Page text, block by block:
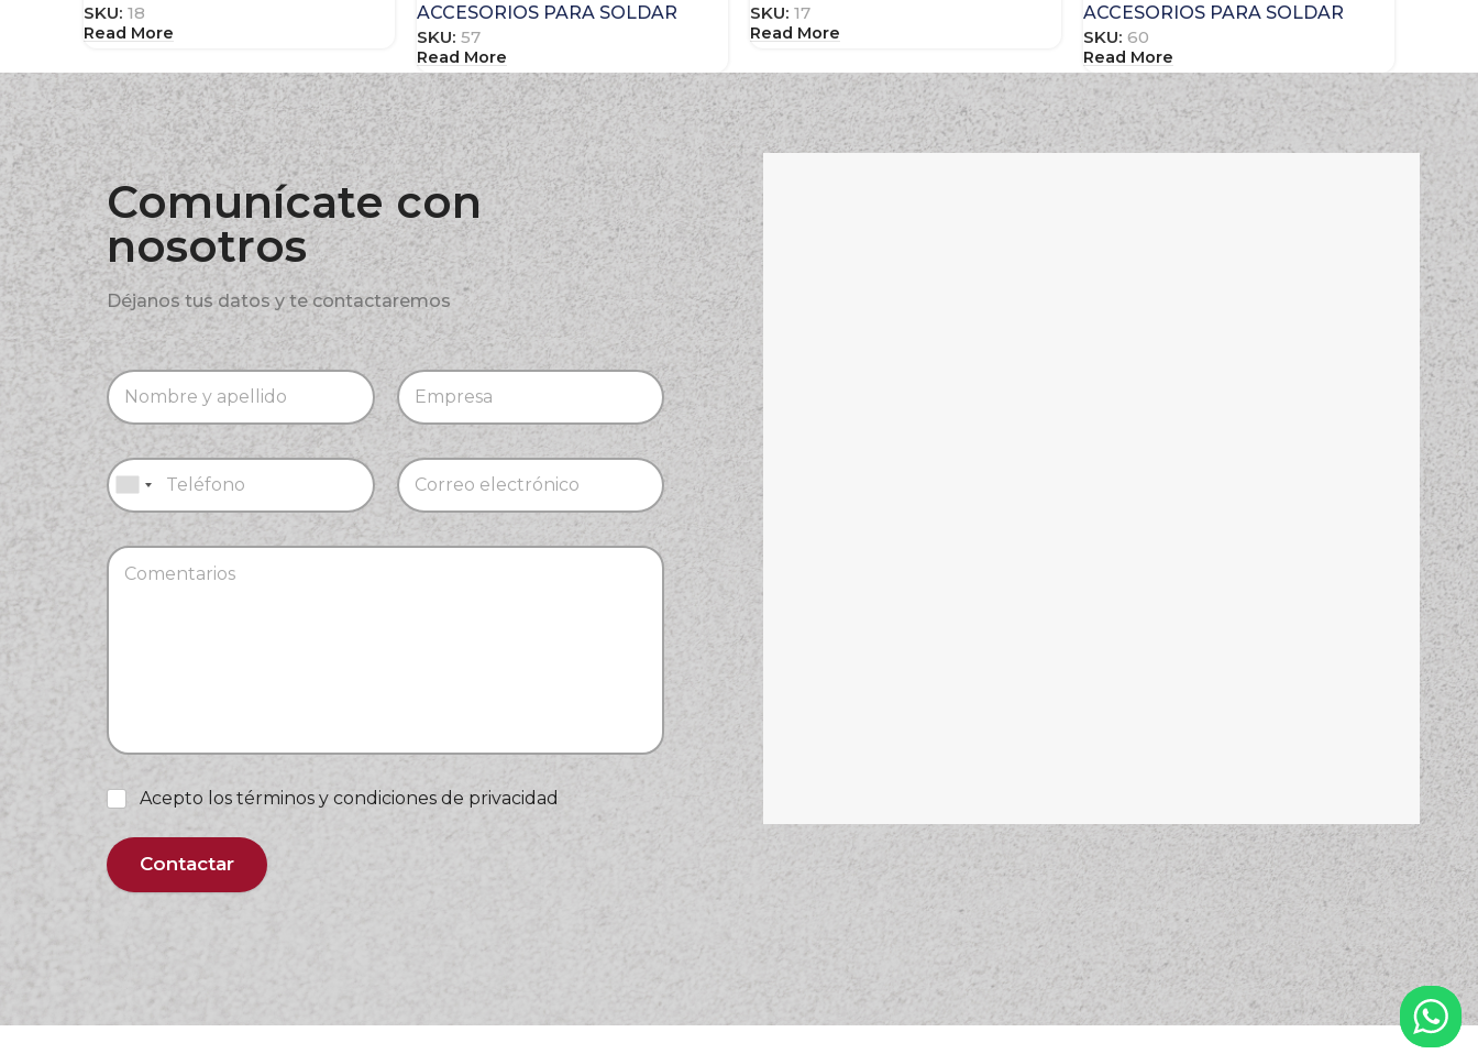
SKU: 18
Read More
ACCESORIOS PARA SOLDAR
SKU: 57
Read More
SKU: 17
Read More
ACCESORIOS PARA SOLDAR
SKU: 60
Read More
Comunícate con
nosotros
Déjanos tus datos y te contactaremos
Acepto los términos y condiciones de privacidad
Contactar